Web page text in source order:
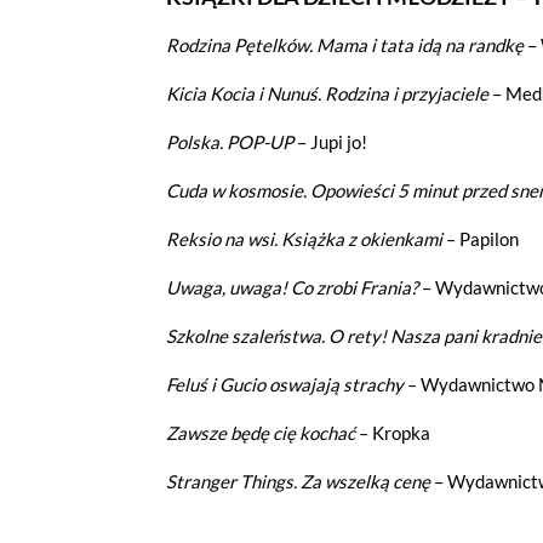
Rodzina Pętelków. Mama i tata idą na randkę–
Kicia Kocia i Nunuś. Rodzina i przyjaciele–
Polska. POP-UP– Jupi jo!
Cuda w kosmosie. Opowieści 5 minut przed
Reksio na wsi. Książka z okienkami– Papilon
Uwaga, uwaga! Co zrobi Frania?–
Szkolne szaleństwa. O rety! Nasza pani
Feluś i Gucio oswajają strachy– Wydawnictwo
Zawsze będę cię kochać– Kropka
Stranger Things. Za wszelką cenę–
Jeżeli tutaj zaglądasz, to znak,
wdrożony mechanizm, który
Pliki cookies własne
a pliki cookies podmiotów
Jeżeli chcesz zaakceptować
Te pliki cookies pozostają zawsze
funkcjonują m.in. formularze na
w plikach cookies własnych